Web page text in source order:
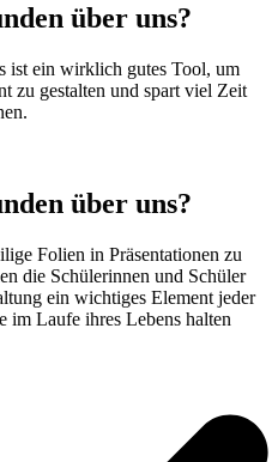
über uns?
ist ein wirklich gutes Tool, um
zu gestalten und spart viel Zeit
über uns?
Folien in Präsentationen zu
die Schülerinnen und Schüler
ein wichtiges Element jeder
im Laufe ihres Lebens halten